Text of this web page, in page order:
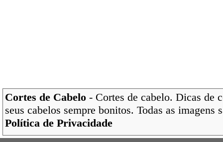
Cortes de Cabelo - Cortes de cabelo. Dicas de
seus cabelos sempre bonitos. Todas as imagens
Política de Privacidade